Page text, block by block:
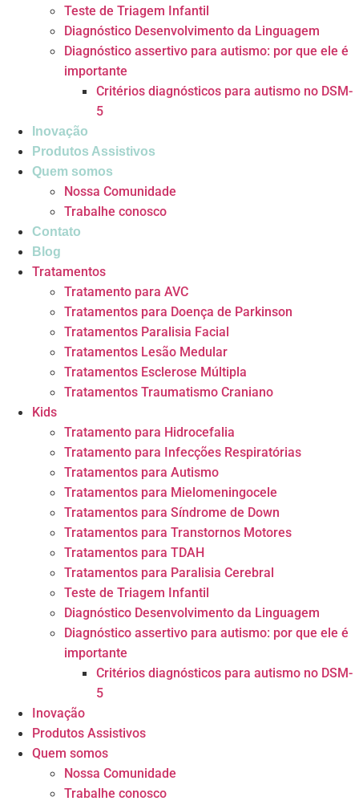
Teste de Triagem Infantil
Diagnóstico Desenvolvimento da Linguagem
Diagnóstico assertivo para autismo: por que ele é
importante
Critérios diagnósticos para autismo no DSM-
5
Inovação
Produtos Assistivos
Quem somos
Nossa Comunidade
Trabalhe conosco
Contato
Blog
Tratamentos
Tratamento para AVC
Tratamentos para Doença de Parkinson
Tratamentos Paralisia Facial
Tratamentos Lesão Medular
Tratamentos Esclerose Múltipla
Tratamentos Traumatismo Craniano
Kids
Tratamento para Hidrocefalia
Tratamento para Infecções Respiratórias
Tratamentos para Autismo
Tratamentos para Mielomeningocele
Tratamentos para Síndrome de Down
Tratamentos para Transtornos Motores
Tratamentos para TDAH
Tratamentos para Paralisia Cerebral
Teste de Triagem Infantil
Diagnóstico Desenvolvimento da Linguagem
Diagnóstico assertivo para autismo: por que ele é
importante
Critérios diagnósticos para autismo no DSM-
5
Inovação
Produtos Assistivos
Quem somos
Nossa Comunidade
Trabalhe conosco